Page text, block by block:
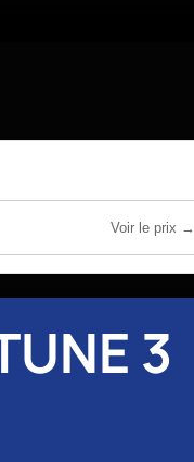
Voir le prix →
3